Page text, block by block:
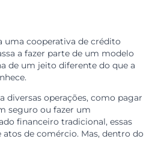
cooperativo
para
uma cooperativa de crédito
a fazer parte de um
de um jeito diferente do que